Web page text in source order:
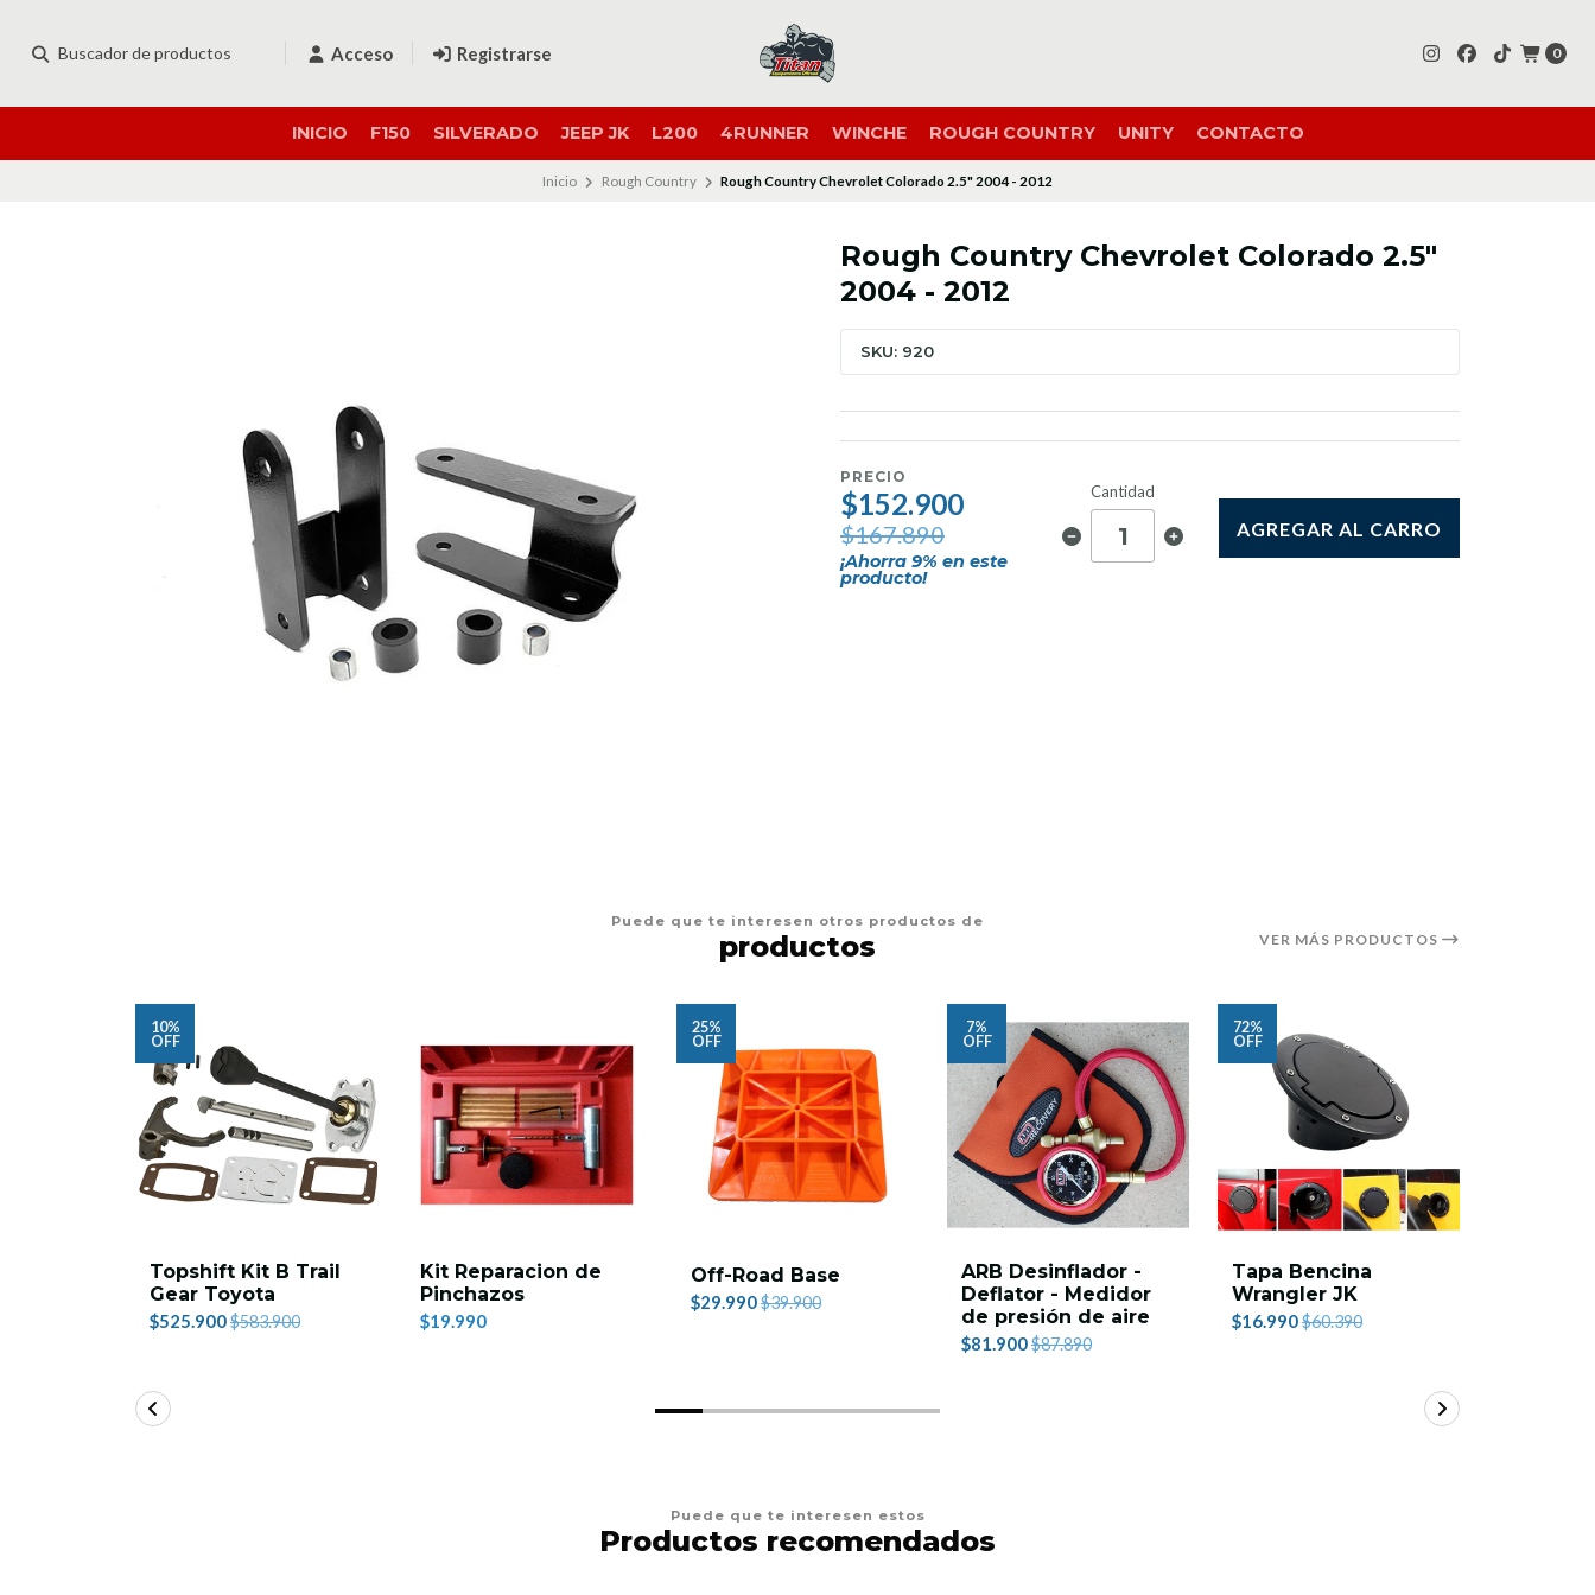
Acceso Registrarse 0
INICIO F150 SILVERADO JEEP JK L200 4RUNNER WINCHE ROUGH COUNTRY UNITY CONTACTO
Inicio Rough Country Rough Country Chevrolet Colorado 2.5" 2004 - 2012
Rough Country Chevrolet Colorado 2.5"
2004 - 2012
SKU: 920
PRECIO
$152.900
$167.890
¡Ahorra 9% en este
producto!
Cantidad
AGREGAR AL CARRO
Puede que te interesen otros productos de
productos VER MÁS PRODUCTOS
10%
OFF
Topshift Kit B Trail
Gear Toyota
$525.900$583.900
Kit Reparacion de
Pinchazos
$19.990
25%
OFF
Off-Road Base
$29.990$39.900
7%
OFF
ARB Desinflador -
Deflator - Medidor
de presión de aire
$81.900$87.890
72%
OFF
Tapa Bencina
Wrangler JK
$16.990$60.390
Puede que te interesen estos
Productos recomendados